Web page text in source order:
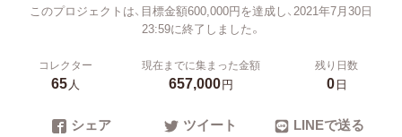
このプロジェクトは、目標金額600,000円を達成し、2021年7月30日
23:59に終了しました。
コレクター
65人
現在までに集まった金額
657,000円
残り日数
0日
シェア ツイート LINEで送る